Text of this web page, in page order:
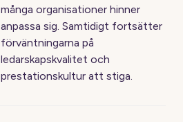
många organisationer hinner
anpassa sig. Samtidigt fortsätter
förväntningarna på
ledarskapskvalitet och
prestationskultur att stiga.